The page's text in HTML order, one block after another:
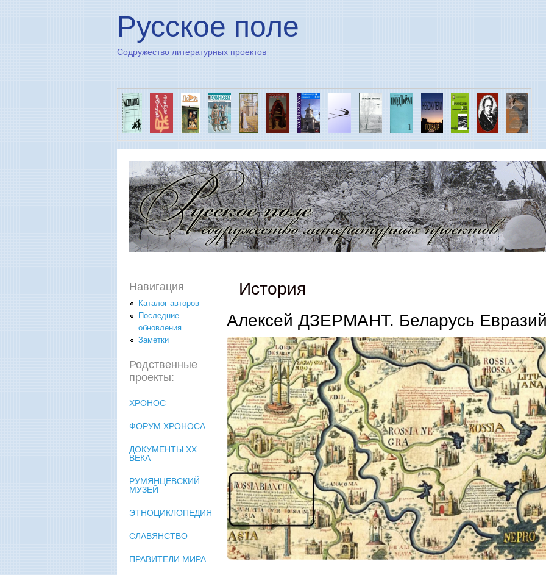
Русское поле
Содружество литературных проектов
История
Алексей ДЗЕРМАНТ. Беларусь
Навигация
Каталог авторов
Последние
обновления
Заметки
Родственные
проекты:
ХРОНОС
ФОРУМ ХРОНОСА
ДОКУМЕНТЫ XX
ВЕКА
РУМЯНЦЕВСКИЙ
МУЗЕЙ
ЭТНОЦИКЛОПЕДИЯ
СЛАВЯНСТВО
ПРАВИТЕЛИ МИРА